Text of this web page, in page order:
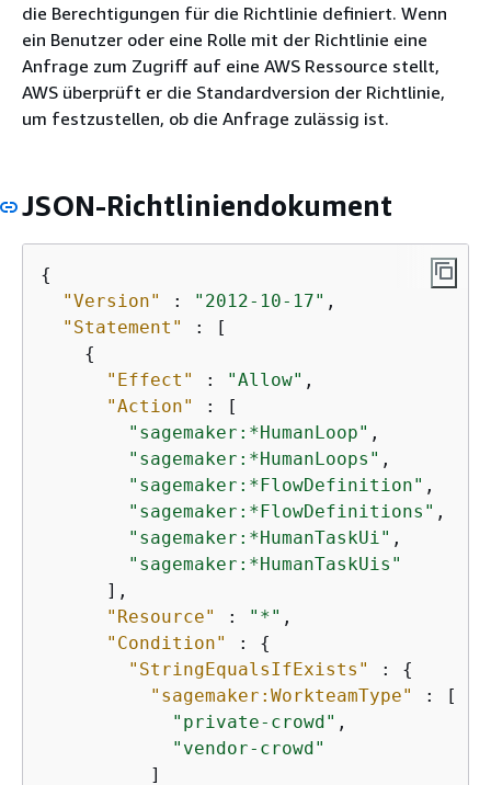
die Berechtigungen für die Richtlinie definiert. Wenn
ein Benutzer oder eine Rolle mit der Richtlinie eine
Anfrage zum Zugriff auf eine AWS Ressource stellt,
AWS überprüft er die Standardversion der Richtlinie,
um festzustellen, ob die Anfrage zulässig ist.
JSON-Richtliniendokument
{
"Version"
: "2012-10-17" ,
"Statement"
: [
{
"Effect"
: "Allow" ,
"Action"
: [
"sagemaker:*HumanLoop" ,
"sagemaker:*HumanLoops" ,
"sagemaker:*FlowDefinition" ,
"sagemaker:*FlowDefinitions" ,
"sagemaker:*HumanTaskUi" ,
"sagemaker:*HumanTaskUis"
      ],
"Resource"
: "*" ,
"Condition"
: {
"StringEqualsIfExists"
: {
"sagemaker:WorkteamType"
: [
"private-crowd" ,
"vendor-crowd"
          ]